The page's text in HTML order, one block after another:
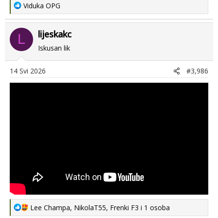
R
e
a
t
n
Viduka OPG
L lijeskakc
Iskusan lik
14 Svi 2026 #3,986
RLee Champa, NikolaT55, Frenki F3 i 1 osoba